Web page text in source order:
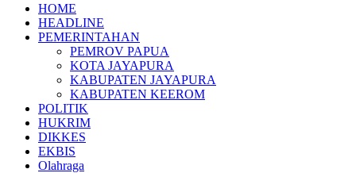
HOME
HEADLINE
PEMERINTAHAN
PEMROV PAPUA
KOTA JAYAPURA
KABUPATEN JAYAPURA
KABUPATEN KEEROM
POLITIK
HUKRIM
DIKKES
EKBIS
Olahraga